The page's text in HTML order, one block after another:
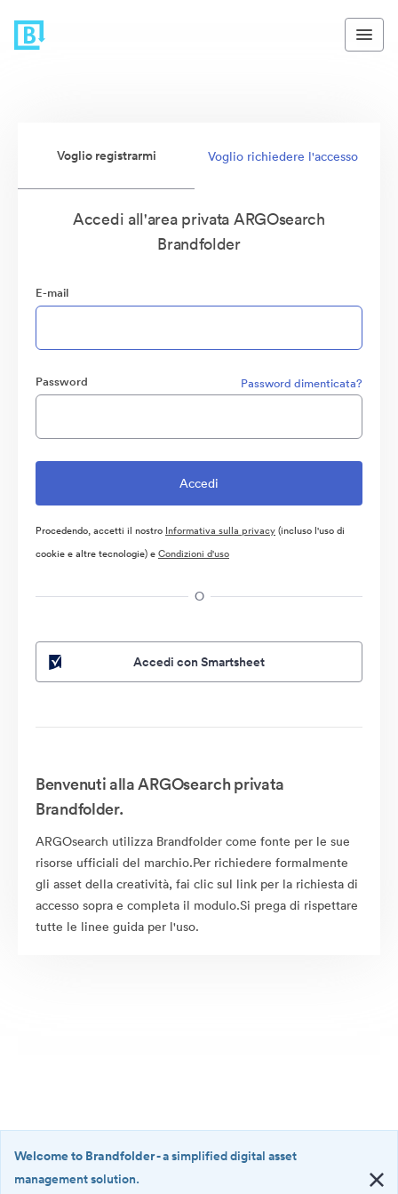
Voglio registrarmi Voglio richiedere l'accesso
Accedi all'area privata ARGOsearch
Brandfolder
E-mail
Password Password dimenticata?
Procedendo, accetti il nostro Informativa sulla privacy(incluso l'uso di
cookie e altre tecnologie) eCondizioni d'uso
O
Accedi con Smartsheet
Benvenuti alla ARGOsearch privata
Brandfolder.
ARGOsearch utilizza Brandfolder come fonte per le sue
risorse ufficiali del marchio.Per richiedere formalmente
gli asset della creatività, fai clic sul link per la richiesta di
accesso sopra e completa il modulo.Si prega di rispettare
tutte le linee guida per l'uso.
Welcome to Brandfolder- a simplified digital asset
management solution.